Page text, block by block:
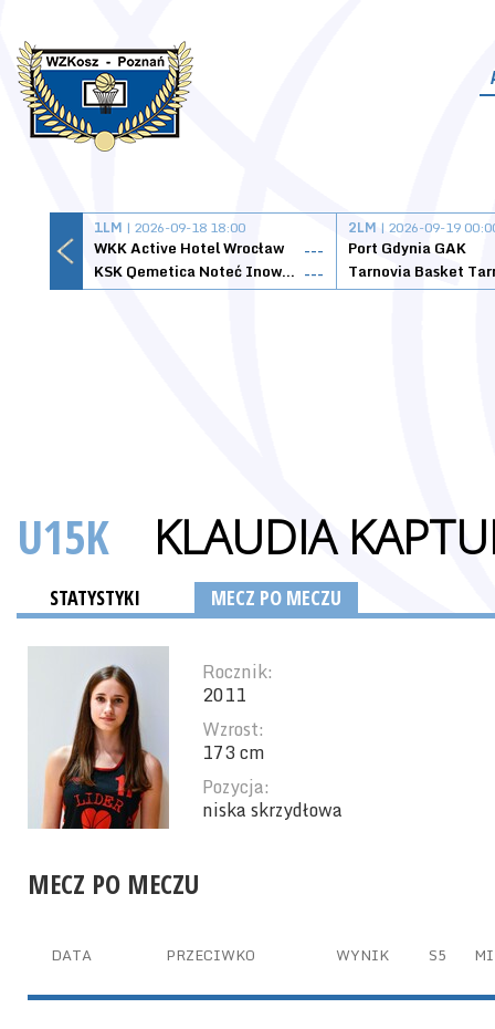
1LM | 2026-09-18 18:00
WKK Active Hotel Wrocław
---
KSK Qemetica Noteć Inowrocław ---
2LM | 2026-09-19
Port Gdynia GAK
U15K KLAUDIA
STATYSTYKI MECZ PO MECZU
Rocznik:
2011
Wzrost:
173 cm
Pozycja:
niska skrzydłowa
MECZ PO MECZU
DATA PRZECIWKO WYNIK S5